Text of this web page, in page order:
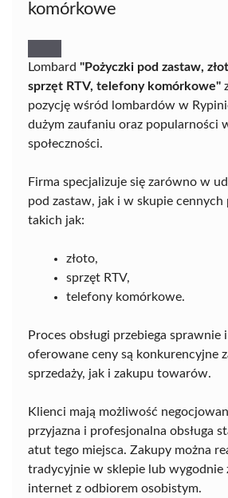
komórkowe
Lombard "Pożyczki pod zastaw,
sprzęt RTV, telefony komórkowe"
pozycję wśród lombardów w
dużym zaufaniu oraz popularności
społeczności.
Firma specjalizuje się zarówno w
pod zastaw, jak i w skupie
takich jak:
złoto,
sprzęt RTV,
telefony komórkowe.
Proces obsługi przebiega sprawnie
oferowane ceny są konkurencyjne
sprzedaży, jak i zakupu towarów.
Klienci mają możliwość
przyjazna i profesjonalna obsługa
atut tego miejsca. Zakupy można
tradycyjnie w sklepie lub wygodnie
internet z odbiorem osobistym.